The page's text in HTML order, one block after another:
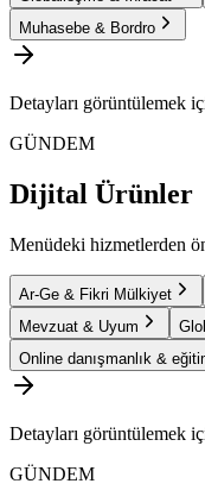
Muhasebe & Bordro
Detayları görüntülemek
GÜNDEM
Dijital Ürünler
Menüdeki hizmetlerden
Ar-Ge & Fikri Mülkiyet
Mevzuat & Uyum
Online danışmanlık &
Detayları görüntülemek
GÜNDEM